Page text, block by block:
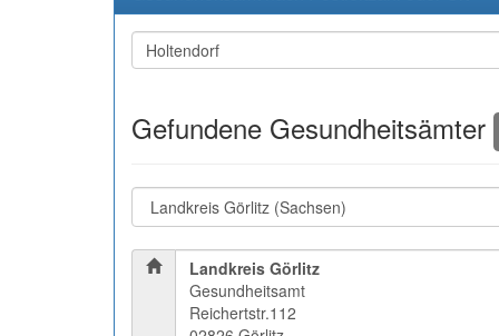
Gefundene Gesundheitsämter
Landkreis Görlitz
Gesundheitsamt
Reichertstr.112